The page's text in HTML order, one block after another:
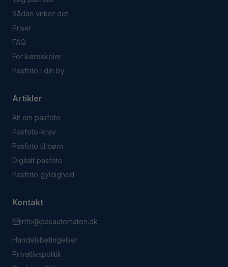
Sådan virker det
Priser
FAQ
For køreskoler
Pasfoto i din by
Artikler
Alt om pasfoto
Pasfoto-krav
Pasfoto til børn
Digitalt pasfoto
Pasfoto gyldighed
Kontakt
info@pasautomaten.dk
Handelsbetingelser
Privatlivspolitik